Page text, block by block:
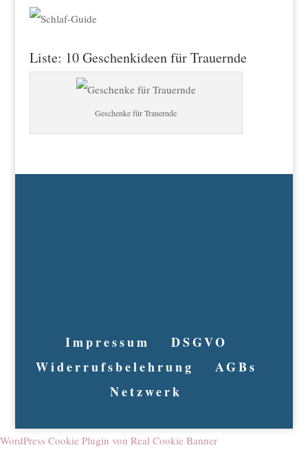
Liste: 10 Geschenkideen für Trauernde
Geschenke für Trauernde
Impressum
DSGVO
Widerrufsbelehrung
AGBs
Netzwerk
WordPress Cookie Plugin von Real Cookie Banner